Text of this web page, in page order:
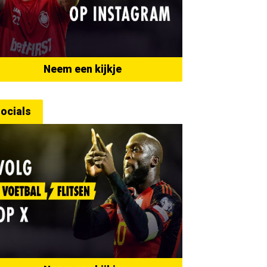
Neem een kijkje